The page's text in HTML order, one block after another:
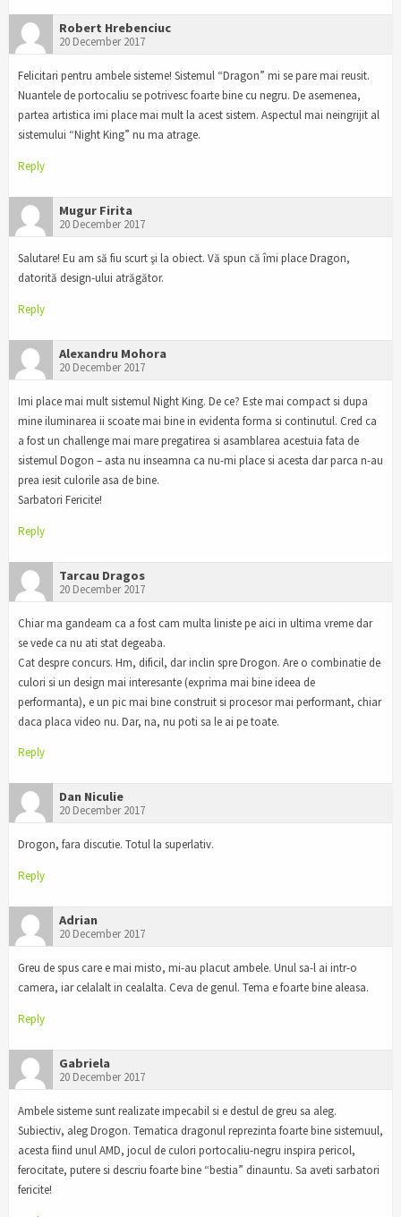
Robert Hrebenciuc
20 December 2017
Felicitari pentru ambele sisteme! Sistemul “Dragon” mi se pare mai reusit.
Nuantele de portocaliu se potrivesc foarte bine cu negru. De asemenea,
partea artistica imi place mai mult la acest sistem. Aspectul mai neingrijit al
sistemului “Night King” nu ma atrage.
Reply
Mugur Firita
20 December 2017
Salutare! Eu am să fiu scurt şi la obiect. Vă spun că îmi place Dragon,
datorită design-ului atrăgător.
Reply
Alexandru Mohora
20 December 2017
Imi place mai mult sistemul Night King. De ce? Este mai compact si dupa
mine iluminarea ii scoate mai bine in evidenta forma si continutul. Cred ca
a fost un challenge mai mare pregatirea si asamblarea acestuia fata de
sistemul Dogon – asta nu inseamna ca nu-mi place si acesta dar parca n-au
prea iesit culorile asa de bine.
Sarbatori Fericite!
Reply
Tarcau Dragos
20 December 2017
Chiar ma gandeam ca a fost cam multa liniste pe aici in ultima vreme dar
se vede ca nu ati stat degeaba.
Cat despre concurs. Hm, dificil, dar inclin spre Drogon. Are o combinatie de
culori si un design mai interesante (exprima mai bine ideea de
performanta), e un pic mai bine construit si procesor mai performant, chiar
daca placa video nu. Dar, na, nu poti sa le ai pe toate.
Reply
Dan Niculie
20 December 2017
Drogon, fara discutie. Totul la superlativ.
Reply
Adrian
20 December 2017
Greu de spus care e mai misto, mi-au placut ambele. Unul sa-l ai intr-o
camera, iar celalalt in cealalta. Ceva de genul. Tema e foarte bine aleasa.
Reply
Gabriela
20 December 2017
Ambele sisteme sunt realizate impecabil si e destul de greu sa aleg.
Subiectiv, aleg Drogon. Tematica dragonul reprezinta foarte bine sistemuul,
acesta fiind unul AMD, jocul de culori portocaliu-negru inspira pericol,
ferocitate, putere si descriu foarte bine “bestia” dinauntu. Sa aveti sarbatori
fericite!